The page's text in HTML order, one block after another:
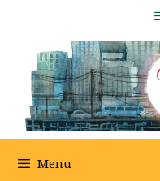
conținut
Menu